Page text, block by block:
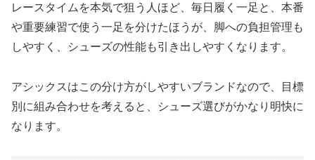
レースタイムを本気で狙う人ほど、毎日履く一足と、本番
や重要練習で使う一足を分けたほうが、脚への負担管理も
しやすく、シューズの性能も引き出しやすくなります。
アシックスはこの分け方がしやすいブランドなので、目標
別に組み合わせを考えると、シューズ選びがかなり明快に
なります。